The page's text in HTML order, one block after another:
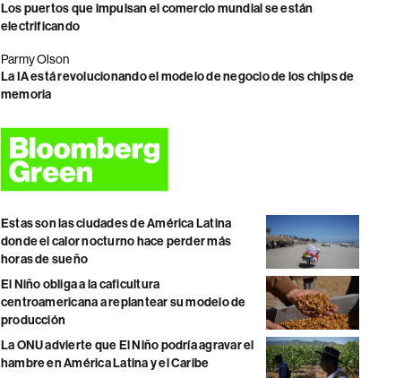
Los puertos que impulsan el comercio mundial se están
electrificando
Parmy Olson
La IA está revolucionando el modelo de negocio de los chips de
memoria
Estas son las ciudades de América Latina
donde el calor nocturno hace perder más
horas de sueño
El Niño obliga a la caficultura
centroamericana a replantear su modelo de
producción
La ONU advierte que El Niño podría agravar el
hambre en América Latina y el Caribe